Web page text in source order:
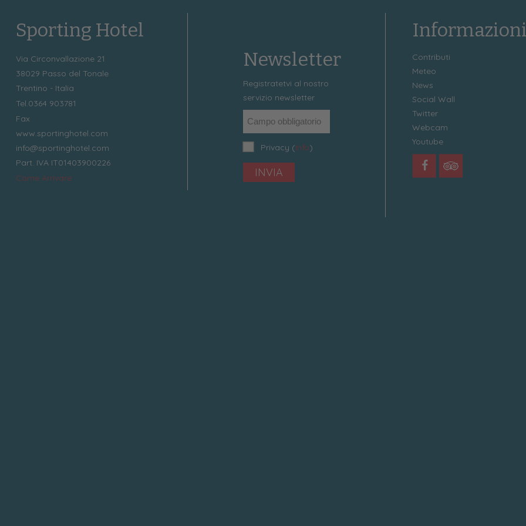
Sporting Hotel
Via Circonvallazione 21
38029 Passo del Tonale
Trentino - Italia
Tel.0364 903781
Fax
www.sportinghotel.com
info@sportinghotel.com
Part. IVA IT01403900226
Come Arrivare
Newsletter
Registratetvi al nostro
servizio newsletter
Privacy (Info)
INVIA
Contributi
Meteo
News
Social Wall
Twitter
Webcam
Youtube